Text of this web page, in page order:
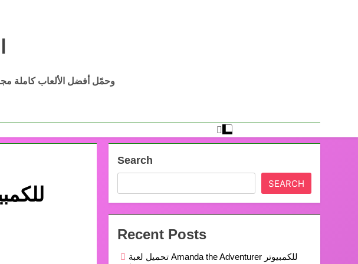
Search
SEARCH
Recent Posts
تحميل لعبة Amanda the Adventurer للكمبيوتر